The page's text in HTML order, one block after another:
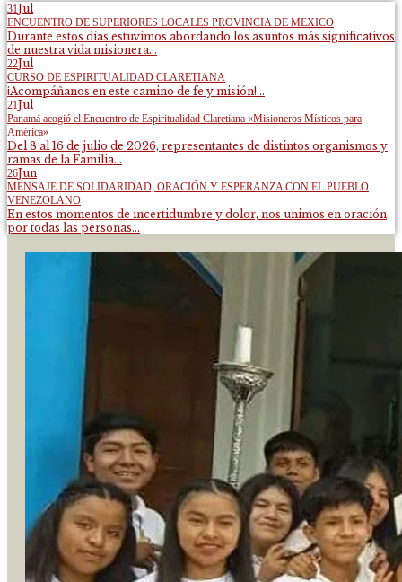
31Jul
ENCUENTRO DE SUPERIORES LOCALES PROVINCIA DE MEXICO
Durante estos días estuvimos abordando los asuntos más significativos
de nuestra vida misionera...
22Jul
CURSO DE ESPIRITUALIDAD CLARETIANA
¡Acompáñanos en este camino de fe y misión!...
21Jul
Panamá acogió el Encuentro de Espiritualidad Claretiana «Misioneros Místicos para
América»
Del 8 al 16 de julio de 2026, representantes de distintos organismos y
ramas de la Familia...
26Jun
MENSAJE DE SOLIDARIDAD, ORACIÓN Y ESPERANZA CON EL PUEBLO
VENEZOLANO
En estos momentos de incertidumbre y dolor, nos unimos en oración
por todas las personas...